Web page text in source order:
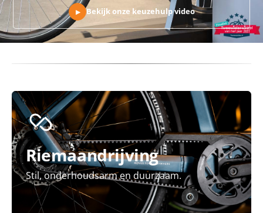
▶ Bekijk onze keuzehulp video
Riemaandrijving
Stil, onderhoudsarm en duurzaam.